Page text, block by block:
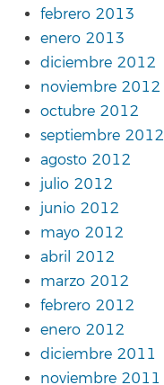
febrero 2013
enero 2013
diciembre 2012
noviembre 2012
octubre 2012
septiembre 2012
agosto 2012
julio 2012
junio 2012
mayo 2012
abril 2012
marzo 2012
febrero 2012
enero 2012
diciembre 2011
noviembre 2011